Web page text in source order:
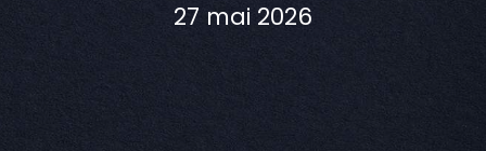
27 mai 2026